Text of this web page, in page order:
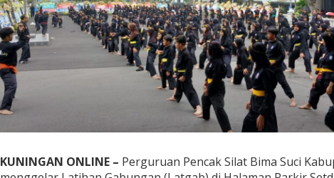
KUNINGAN ONLINE – Perguruan Pencak Silat Bima Suci